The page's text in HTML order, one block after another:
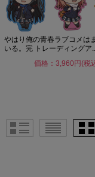
やはり俺の青春ラブコメは
いる。完 トレーディングア...
価格：3,960円(税